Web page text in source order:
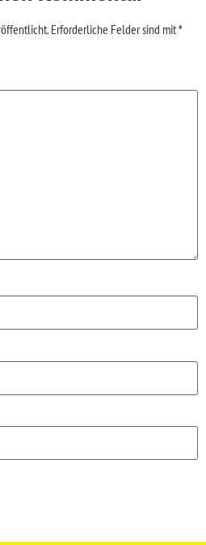
Erforderliche Felder sind mit*